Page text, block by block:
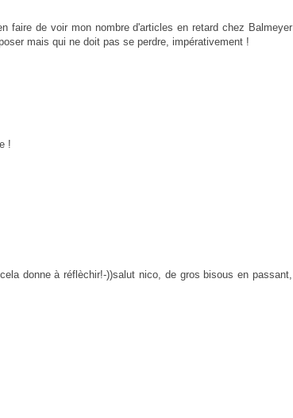
faire de voir mon nombre d'articles en retard chez Balmeyer
mais qui ne doit pas se perdre, impérativement !
!
donne à réflèchir!-))salut nico, de gros bisous en passant,